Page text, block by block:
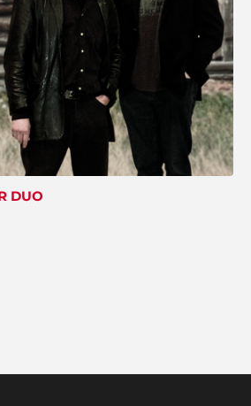
formularen, og fedt I
med mere
bandet og glæder
til sommer. Tak for
at få hjælp til
takker mange gange
dialog gennem hele
DUO